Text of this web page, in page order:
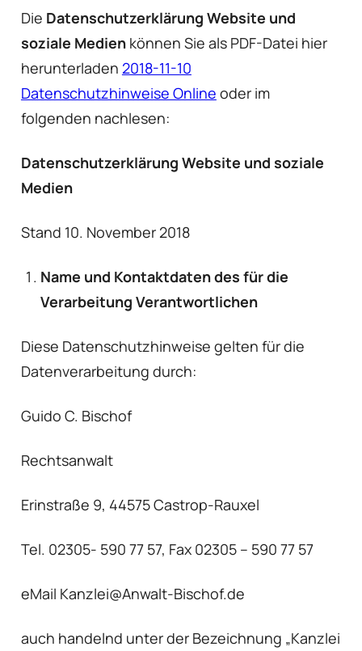
Die Datenschutzerklärung Website und
soziale Medienkönnen Sie als PDF-Datei hier
herunterladen 2018-11-10
Datenschutzhinweise Online oder im
folgenden nachlesen:
Datenschutzerklärung Website und soziale
Medien
Stand 10. November 2018
Name und Kontaktdaten des für die
Verarbeitung Verantwortlichen
Diese Datenschutzhinweise gelten für die
Datenverarbeitung durch:
Guido C. Bischof
Rechtsanwalt
Erinstraße 9, 44575 Castrop-Rauxel
Tel. 02305- 590 77 57, Fax 02305 – 590 77 57
eMail Kanzlei@Anwalt-Bischof.de
auch handelnd unter der Bezeichnung „Kanzlei